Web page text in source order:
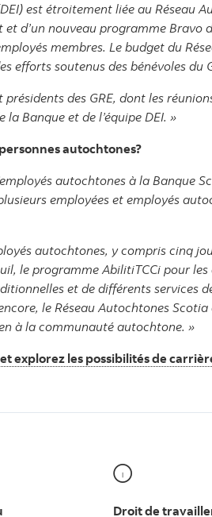
est étroitement liée au Réseau
d’un nouveau programme Bravo
membres. Le budget du
efforts soutenus des bénévoles du
des GRE, dont les
Banque et de l’équipe DEI. »
autochtones?
autochtones à la Banque
employées et employés
autochtones, y compris cinq
le programme AbilitiTCCi pour
et de différents services
le Réseau Autochtones
à la communauté autochtone. »
explorez les possibilités de
Droit de